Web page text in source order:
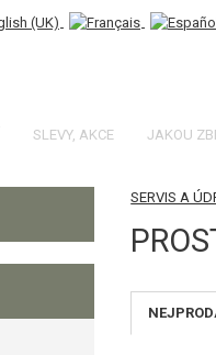
SLEVY, AKCE JAKOU
SERVIS A